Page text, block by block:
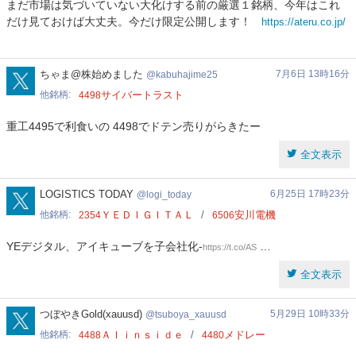
投
資
まだ市場は気づいていない大化けする前の厳選１銘柄、今年はこれ
だけ見ておけば大丈夫。今だけ限定公開します！
https://ateru.co.jp/
kabuhajime25
ちゃま@株始めました kabuhajime25
7月6日 13時16分
他銘柄
4498サイバートラスト
重工4495で利食いの 4498でドテン売りがらきたー
全文表示
logi_today
LOGISTICS TODAY logi_today
6月25日 17時23分
他銘柄
2354 ＹＥＤＩＧＩＴＡＬ 6506安川電機
YEデジタル、アイキューブを子会社化-https://t.co/AS
全文表示
tsuboya_xauusd
つぼやきGold(xauusd) tsuboya_xauusd
5月29日 10時33分
他銘柄
4488 ＡＩｉｎｓｉｄｅ 4480メドレー